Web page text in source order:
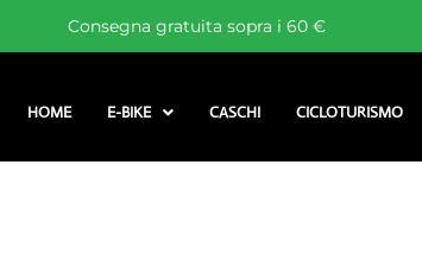
Consegna gratuita sopra i 60 €
HOME E-BIKE CASCHI CICLOTURISMO